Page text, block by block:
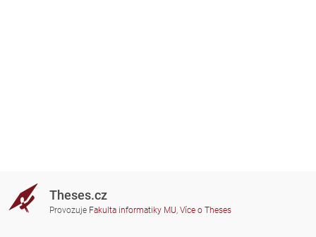
Theses.cz
Provozuje Fakulta informatiky MU, Více o Theses